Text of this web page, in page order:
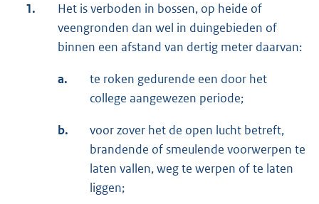
1.
Het is verboden in bossen, op heide of
veengronden dan wel in duingebieden of
binnen een afstand van dertig meter daarvan:
a.
te roken gedurende een door het
college aangewezen periode;
b.
voor zover het de open lucht betreft,
brandende of smeulende voorwerpen te
laten vallen, weg te werpen of te laten
liggen;